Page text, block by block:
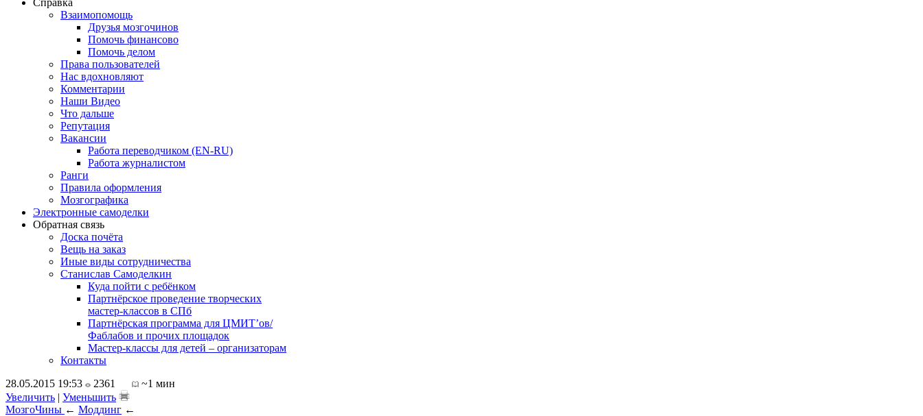
Справка
Взаимопомощь
Друзья мозгочинов
Помочь финансово
Помочь делом
Права пользователей
Нас вдохновляют
Комментарии
Наши Видео
Что дальше
Репутация
Вакансии
Работа переводчиком (EN-RU)
Работа журналистом
Ранги
Правила оформления
Мозгографика
Электронные самоделки
Обратная связь
Доска почёта
Вещь на заказ
Иные виды сотрудничества
Станислав Самоделкин
Куда пойти с ребёнком
Партнёрское проведение творческих
мастер-классов в СПб
Партнёрская программа для ЦМИТ’ов/
Фаблабов и прочих площадок
Мастер-классы для детей – организаторам
Контакты
28.05.2015 19:53
2361
~1 мин
Увеличить | Уменьшить
МозгоЧины ← Моддинг ←